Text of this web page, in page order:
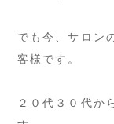
でも今、サロン
客様です。
２０代３０代か